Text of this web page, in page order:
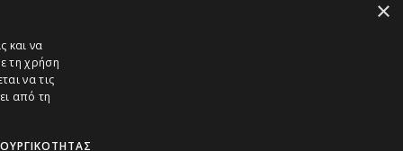
×
και να
τη χρήση
να τις
από τη